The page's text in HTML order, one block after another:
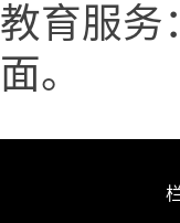
教育服务
面。